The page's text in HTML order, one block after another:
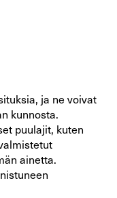
ja ne voivat
kunnosta.
puulajit, kuten
ainetta.